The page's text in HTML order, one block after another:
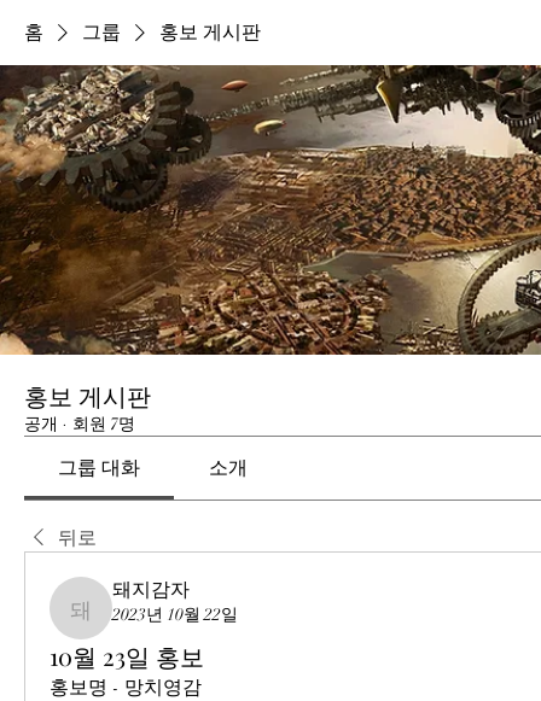
홈 그룹 홍보 게시판
홍보 게시판
공개 · 회원 7명
그룹 대화 소개
뒤로
돼지감자
돼지감자
2023년 10월 22일
10월 23일 홍보
홍보명 - 망치영감